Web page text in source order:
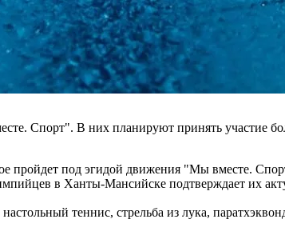
Спорт". В них планируют принять участие
под эгидой движения "Мы вместе.
в Ханты-Мансийске подтверждает их
теннис, стрельба из лука,